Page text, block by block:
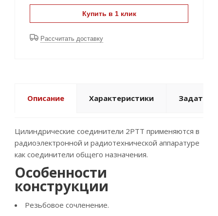
Купить в 1 клик
Рассчитать доставку
Описание Характеристики Задать
Цилиндрические соединители 2РТТ применяются в
радиоэлектронной и радиотехнической аппаратуре
как соединители общего назначения.
Особенности
конструкции
Резьбовое сочленение.